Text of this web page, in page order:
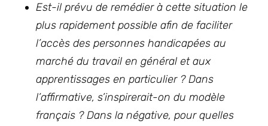
Est-il prévu de remédier à cette situation le
plus rapidement possible afin de faciliter
l’accès des personnes handicapées au
marché du travail en général et aux
apprentissages en particulier ? Dans
l’affirmative, s’inspirerait-on du modèle
français ? Dans la négative, pour quelles